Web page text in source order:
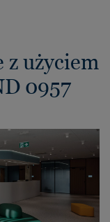
użyciem
0957